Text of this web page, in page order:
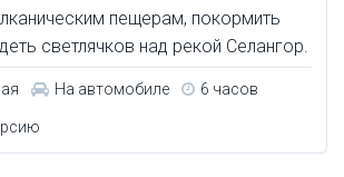
пещерам, покормить
светлячков над рекой Селангор.
На автомобиле 6 часов